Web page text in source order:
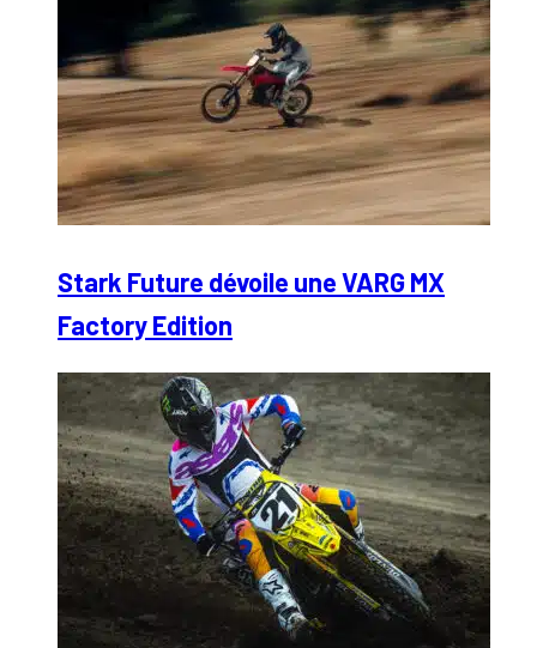
Stark Future dévoile une VARG MX
Factory Edition